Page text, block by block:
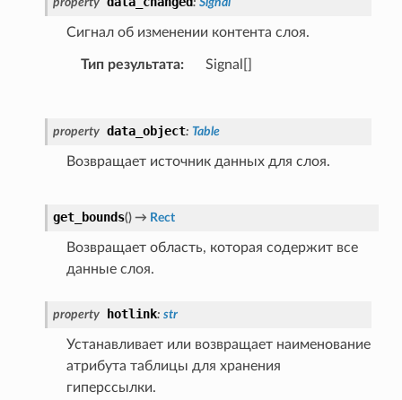
Сигнал об изменении контента слоя.
Тип результата: Signal[]
property data_object: Table
Возвращает источник данных для слоя.
get_bounds() → Rect
Возвращает область, которая содержит все
данные слоя.
property hotlink: str
Устанавливает или возвращает наименование
атрибута таблицы для хранения
гиперссылки.